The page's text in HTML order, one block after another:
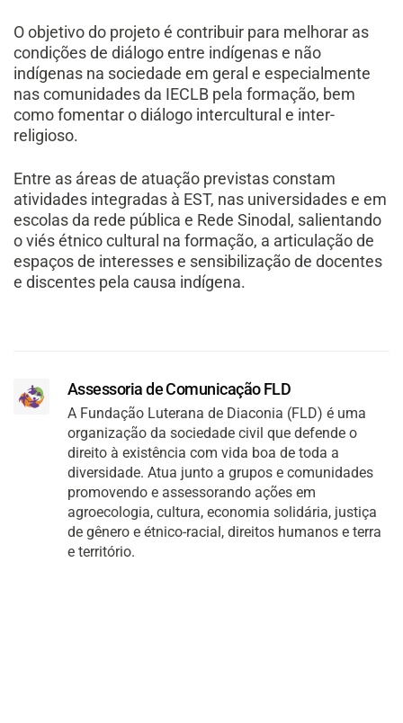
O objetivo do projeto é contribuir para melhorar as
condições de diálogo entre indígenas e não
indígenas na sociedade em geral e especialmente
nas comunidades da IECLB pela formação, bem
como fomentar o diálogo intercultural e inter-
religioso.
Entre as áreas de atuação previstas constam
atividades integradas à EST, nas universidades e em
escolas da rede pública e Rede Sinodal, salientando
o viés étnico cultural na formação, a articulação de
espaços de interesses e sensibilização de docentes
e discentes pela causa indígena.
Assessoria de Comunicação FLD
A Fundação Luterana de Diaconia (FLD) é uma
organização da sociedade civil que defende o
direito à existência com vida boa de toda a
diversidade. Atua junto a grupos e comunidades
promovendo e assessorando ações em
agroecologia, cultura, economia solidária, justiça
de gênero e étnico-racial, direitos humanos e terra
e território.